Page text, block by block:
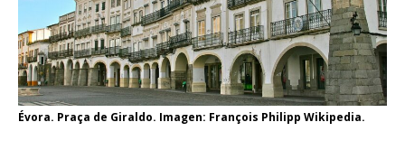
Évora. Praça de Giraldo. Imagen: François Philipp Wikipedia.